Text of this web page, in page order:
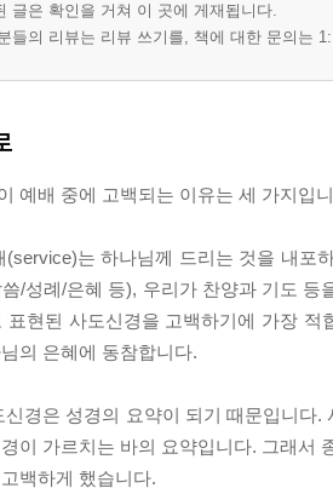
글은 확인을 거쳐 이 곳에 게재됩니다.
들의 리뷰는 리뷰 쓰기를, 책에 대한 문의는
예배 중에 고백되는 이유는 세 가지입
(service)는 하나님께 드리는 것을 내포
/성례/은혜 등), 우리가 찬양과 기도
표현된 사도신경을 고백하기에 가장
의 은혜에 동참합니다.
신경은 성경의 요약이 되기 때문입니다
이 가르치는 바의 요약입니다. 그래서
백하게 했습니다.